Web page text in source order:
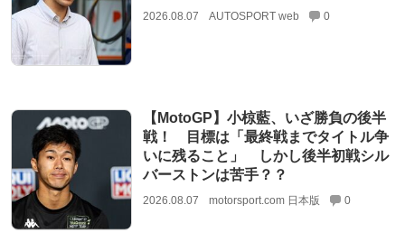
2026.08.07 AUTOSPORT web 0
【MotoGP】小椋藍、いざ勝負の後半
戦！ 目標は「最終戦までタイトル争
いに残ること」 しかし後半初戦シル
バーストンは苦手？？
2026.08.07 motorsport.com 日本版 0